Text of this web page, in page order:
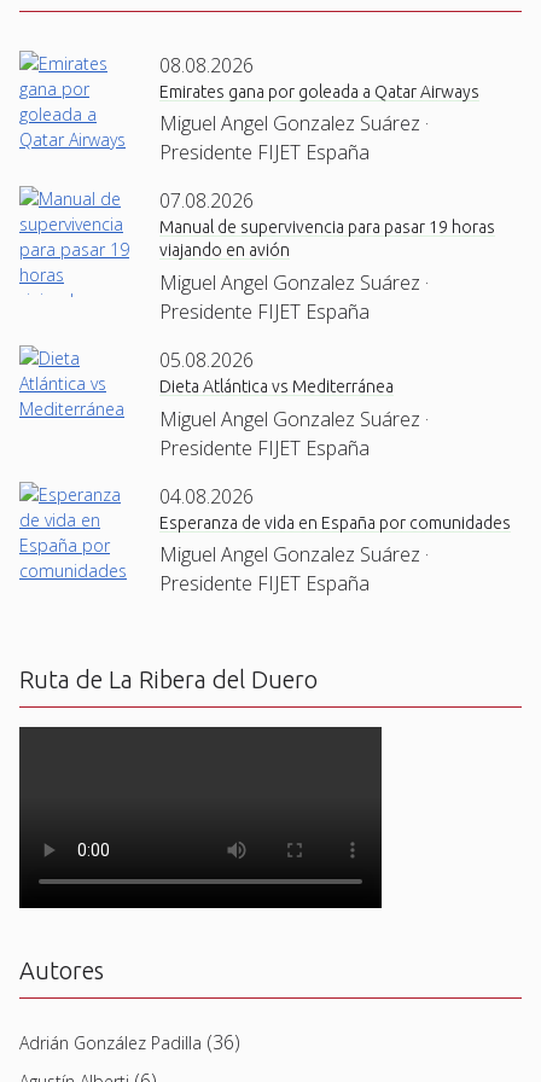
08.08.2026
Emirates gana por goleada a Qatar Airways
Miguel Angel Gonzalez Suárez ·
Presidente FIJET España
07.08.2026
Manual de supervivencia para pasar 19 horas
viajando en avión
Miguel Angel Gonzalez Suárez ·
Presidente FIJET España
05.08.2026
Dieta Atlántica vs Mediterránea
Miguel Angel Gonzalez Suárez ·
Presidente FIJET España
04.08.2026
Esperanza de vida en España por comunidades
Miguel Angel Gonzalez Suárez ·
Presidente FIJET España
Ruta de La Ribera del Duero
Autores
Adrián González Padilla (36)